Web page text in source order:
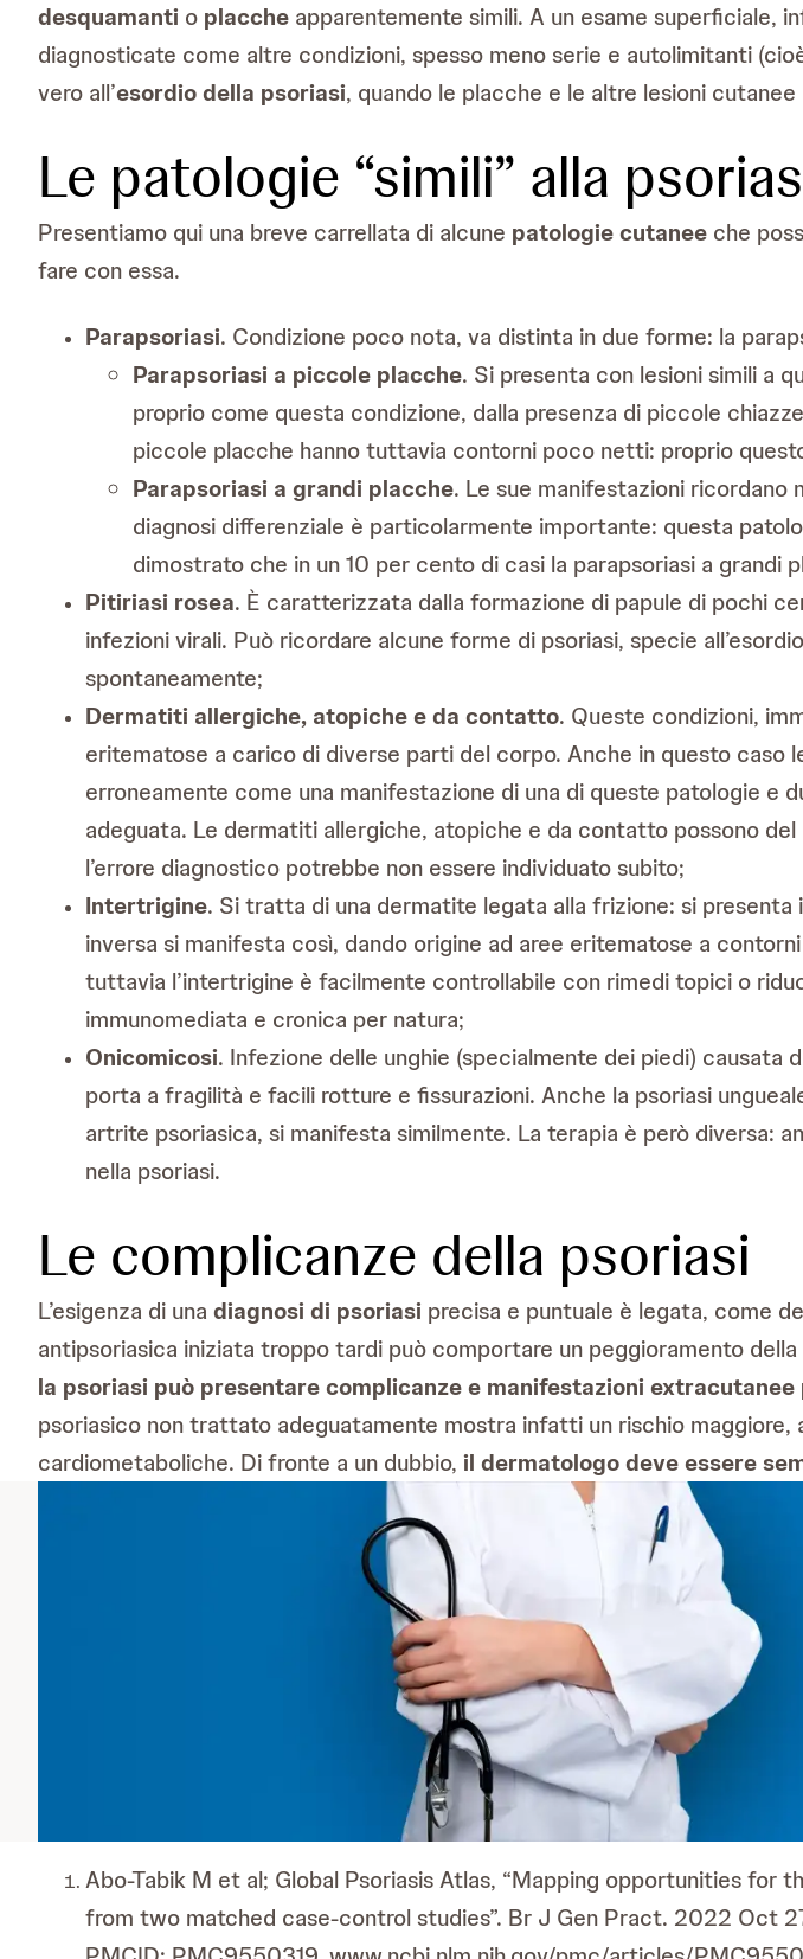
desquamanti o placche apparentemente simili. A un esame superficiale,
diagnosticate come altre condizioni, spesso meno serie e autolimitanti
vero all’esordio della psoriasi, quando le placche e le altre lesioni
Le patologie “simili” alla
Presentiamo qui una breve carrellata di alcune patologie cutanee che
fare con essa.
Parapsoriasi. Condizione poco nota, va distinta in due forme: la
Parapsoriasi a piccole placche. Si presenta con lesioni simili a
proprio come questa condizione, dalla presenza di piccole
piccole placche hanno tuttavia contorni poco netti: proprio
Parapsoriasi a grandi placche. Le sue manifestazioni ricordano
diagnosi differenziale è particolarmente importante: questa
dimostrato che in un 10 per cento di casi la parapsoriasi a
Pitiriasi rosea. È caratterizzata dalla formazione di papule di pochi
infezioni virali. Può ricordare alcune forme di psoriasi, specie
spontaneamente;
Dermatiti allergiche, atopiche e da contatto. Queste condizioni,
eritematose a carico di diverse parti del corpo. Anche in questo caso
erroneamente come una manifestazione di una di queste patologie e
adeguata. Le dermatiti allergiche, atopiche e da contatto possono
l’errore diagnostico potrebbe non essere individuato subito;
Intertrigine. Si tratta di una dermatite legata alla frizione: si
inversa si manifesta così, dando origine ad aree eritematose a
tuttavia l’intertrigine è facilmente controllabile con rimedi topici o
immunomediata e cronica per natura;
Onicomicosi. Infezione delle unghie (specialmente dei piedi)
porta a fragilità e facili rotture e fissurazioni. Anche la psoriasi
artrite psoriasica, si manifesta similmente. La terapia è però diversa:
nella psoriasi.
Le complicanze della psoriasi
L’esigenza di una diagnosi di psoriasi precisa e puntuale è legata, come
antipsoriasica iniziata troppo tardi può comportare un peggioramento
la psoriasi può presentare complicanze e manifestazioni
psoriasico non trattato adeguatamente mostra infatti un rischio maggiore,
cardiometaboliche. Di fronte a un dubbio, il dermatologo deve essere
Abo-Tabik M et al; Global Psoriasis Atlas, “Mapping opportunities for
from two matched case-control studies”. Br J Gen Pract. 2022 Oct